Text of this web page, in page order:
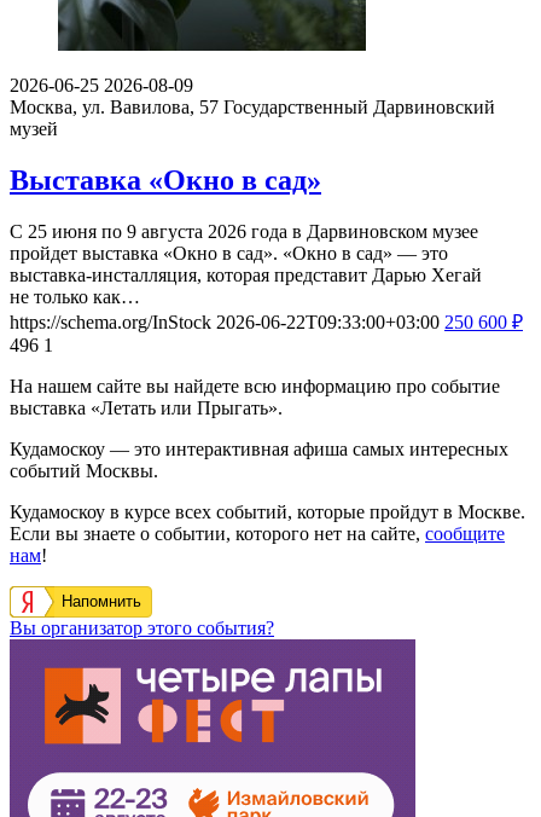
2026-06-25 2026-08-09
Москва, ул. Вавилова, 57 Государственный Дарвиновский
музей
Выставка «Окно в сад»
С 25 июня по 9 августа 2026 года в Дарвиновском музее
пройдет выставка «Окно в сад». «Окно в сад» — это
выставка-инсталляция, которая представит Дарью Хегай
не только как…
https://schema.org/InStock 2026-06-22T09:33:00+03:00 250 600 ₽
496 1
На нашем сайте вы найдете всю информацию про событие
выставка «Летать или Прыгать».
Кудамоскоу — это интерактивная афиша самых интересных
событий Москвы.
Кудамоскоу в курсе всех событий, которые пройдут в Москве.
Если вы знаете о событии, которого нет на сайте, сообщите
нам!
Напомнить
Вы организатор этого события?